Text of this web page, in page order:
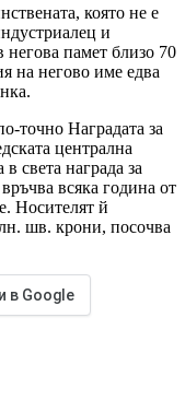
която не е
и
памет близо 70
на негово име едва
точно Наградата за
централна
света награда за
всяка година от
Носителят й
шв. крони, посочва
в Google